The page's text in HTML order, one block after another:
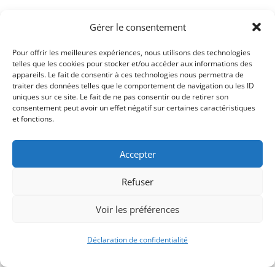
Gérer le consentement
Pour offrir les meilleures expériences, nous utilisons des technologies
telles que les cookies pour stocker et/ou accéder aux informations des
appareils. Le fait de consentir à ces technologies nous permettra de
traiter des données telles que le comportement de navigation ou les ID
uniques sur ce site. Le fait de ne pas consentir ou de retirer son
consentement peut avoir un effet négatif sur certaines caractéristiques
et fonctions.
Accepter
Refuser
Voir les préférences
Déclaration de confidentialité